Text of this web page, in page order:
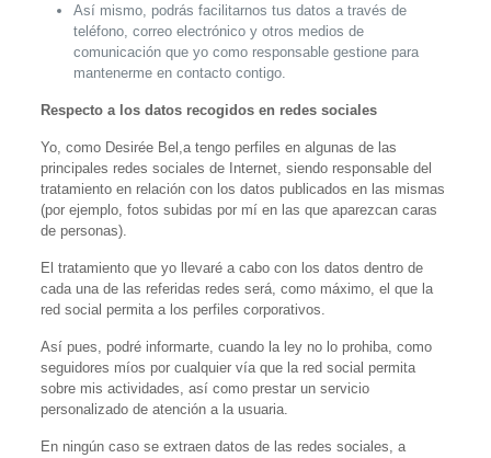
Así mismo, podrás facilitarnos tus datos a través de
teléfono, correo electrónico y otros medios de
comunicación que yo como responsable gestione para
mantenerme en contacto contigo.
Respecto a los datos recogidos en redes sociales
Yo, como Desirée Bel,a tengo perfiles en algunas de las
principales redes sociales de Internet, siendo responsable del
tratamiento en relación con los datos publicados en las mismas
(por ejemplo, fotos subidas por mí en las que aparezcan caras
de personas).
El tratamiento que yo llevaré a cabo con los datos dentro de
cada una de las referidas redes será, como máximo, el que la
red social permita a los perfiles corporativos.
Así pues, podré informarte, cuando la ley no lo prohiba, como
seguidores míos por cualquier vía que la red social permita
sobre mis actividades, así como prestar un servicio
personalizado de atención a la usuaria.
En ningún caso se extraen datos de las redes sociales, a